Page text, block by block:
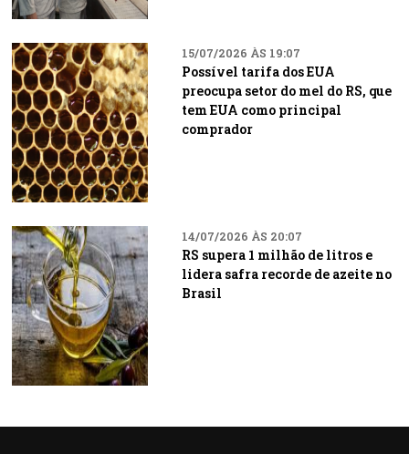
15/07/2026 ÀS 19:07
Possível tarifa dos EUA
preocupa setor do mel do RS, que
tem EUA como principal
comprador
14/07/2026 ÀS 20:07
RS supera 1 milhão de litros e
lidera safra recorde de azeite no
Brasil